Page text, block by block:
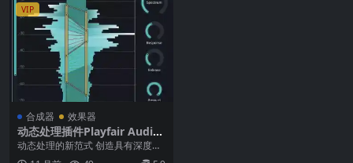
VIP
合成器 效果器
动态处理插件Playfair Audio
Dynamic Grading v2.0.3 Wi
动态处理的新范式 创造具有深度和
冲击力的强大混合。 通过动态分